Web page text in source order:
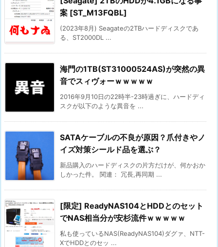
案 [ST_M13FQBL]
(2023年8月) Seagateの2TBハードディスクであ
る、ST2000DL ...
海門の1TB(ST31000524AS)が突然の異
音でスィヴォーｗｗｗｗｗ
2016年9月10日の22時半-23時過ぎに、ハードディ
スクが以下のような異音を ...
SATAケーブルの不良が原因？爪付きやノ
イズ対策シールド品を選ぶ？
新品購入のハードディスクの片方だけが、何かおか
しかった件。 関連： 冗長,再同期 ...
[限定] ReadyNAS104とHDDとのセット
でNAS相当分が安杉流件ｗｗｗｗｗ
私も使っているNAS(ReadyNAS104)ダグァ、NTT-
XでHDDとのセッ ...